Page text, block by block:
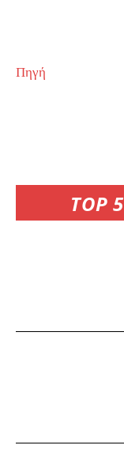
TOP
Πηγή